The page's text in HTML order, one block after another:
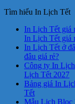
Tìm hiểu In Lịch Tết
In Lịch Tết giá
In Lịch Tết giá
In Lịch Tết ở
đâu giá rẻ?
Công ty In
Lịch Tết 2027
Bảng giá In
Tết
Mẫu Lịch Bloc